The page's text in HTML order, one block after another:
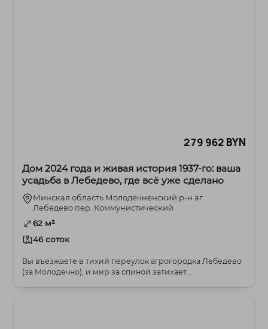
279 962 BYN
Дом 2024 года и живая история 1937-го: ваша
усадьба в Лебедево, где всё уже сделано
Минская область Молодечненский р-н аг.
Лебедево пер. Коммунистический
62 м²
46 соток
Вы въезжаете в тихий переулок агрогородка Лебедево
(за Молодечно), и мир за спиной затихает...